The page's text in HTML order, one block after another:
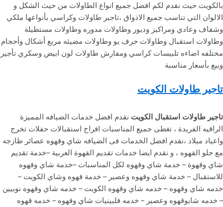
بالكويت حيث نقدم لكم افضل جميع انواع الطاولات من حيث الشكل و
الالوان التي تناسب جميع الاذواق ،تاجير طاولات وكراسي بأنواعها ملكي
وشفاف وعادي ومراكيز وديور وطاولات مدوره وطاولات مستطيلة
وطاولات استقبال وطاولات حرف يو وطاولات مضيئه مربع أشكال وأحجام
مختلفه اضاءه تلبيسات كراسي ومفارش طاولات لون ابيض وسكري تأجير
وبيع بأسعار مناسبة
تاجير طاولات الكويت
تاجير طاولات استقبال الكويت نقدم افضل خدمات الضيافه المميزة
الراقيه الفريدة ، تغطى جميع المناسبات افراح استقبالات حفلات تخرج
واعياد ميلاد ،نقدم افضل الخدمات فى الضيافه شاي وقهوه عصائر طازجه
مع حلو القهوه ، و نقدم ايضا خدمات تقديم القهوة العربية –خدمة تقديم
شاي وقهوة – خدمة شاي وقهوه لكل المناسبات –خدمة شاي وقهوه
للاستقبال – خدمة شاي وقهوه وعصير – خدمة قهوه وشاي الكويت –
خدمه شاي وقهوه – خدمه شاي وقهوه الكويت – خدمه شاي وقهوه نوبيين
– خدمه شايوقهوه وعصير – خدمه فلبينيات شاي وقهوه – خدمه قهوه